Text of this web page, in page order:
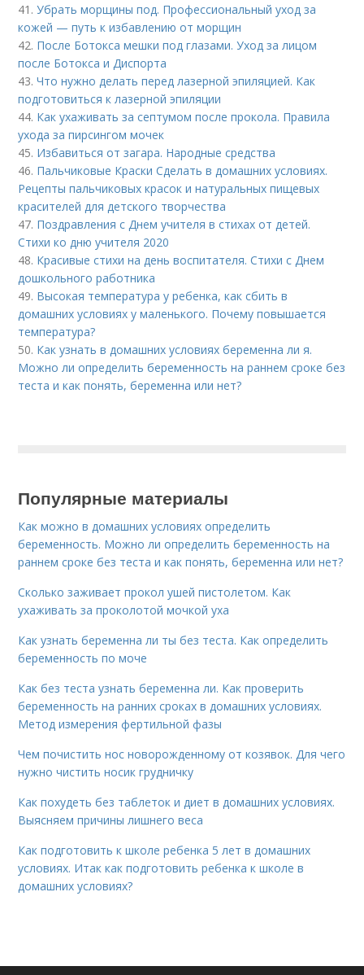
41.Убрать морщины под. Профессиональный уход за
кожей — путь к избавлению от морщин
42. После Ботокса мешки под глазами. Уход за лицом
после Ботокса и Диспорта
43.Что нужно делать перед лазерной эпиляцией. Как
подготовиться к лазерной эпиляции
44. Как ухаживать за септумом после прокола. Правила
ухода за пирсингом мочек
45. Избавиться от загара. Народные средства
46. Пальчиковые Краски Сделать в домашних условиях.
Рецепты пальчиковых красок и натуральных пищевых
красителей для детского творчества
47. Поздравления с Днем учителя в стихах от детей.
Стихи ко дню учителя 2020
48. Красивые стихи на день воспитателя. Стихи с Днем
дошкольного работника
49. Высокая температура у ребенка, как сбить в
домашних условиях у маленького. Почему повышается
температура?
50. Как узнать в домашних условиях беременна ли я.
Можно ли определить беременность на раннем сроке без
теста и как понять, беременна или нет?
Популярные материалы
Как можно в домашних условиях определить
беременность. Можно ли определить беременность на
раннем сроке без теста и как понять, беременна или нет?
Сколько заживает прокол ушей пистолетом. Как
ухаживать за проколотой мочкой уха
Как узнать беременна ли ты без теста. Как определить
беременность по моче
Как без теста узнать беременна ли. Как проверить
беременность на ранних сроках в домашних условиях.
Метод измерения фертильной фазы
Чем почистить нос новорожденному от козявок. Для чего
нужно чистить носик грудничку
Как похудеть без таблеток и диет в домашних условиях.
Выясняем причины лишнего веса
Как подготовить к школе ребенка 5 лет в домашних
условиях. Итак как подготовить ребенка к школе в
домашних условиях?